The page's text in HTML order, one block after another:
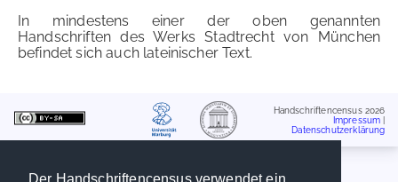
In mindestens einer der oben genannten
Handschriften des Werks Stadtrecht von München
befindet sich auch lateinischer Text.
Handschriftencensus 2026
Impressum
Datenschutzerklärung